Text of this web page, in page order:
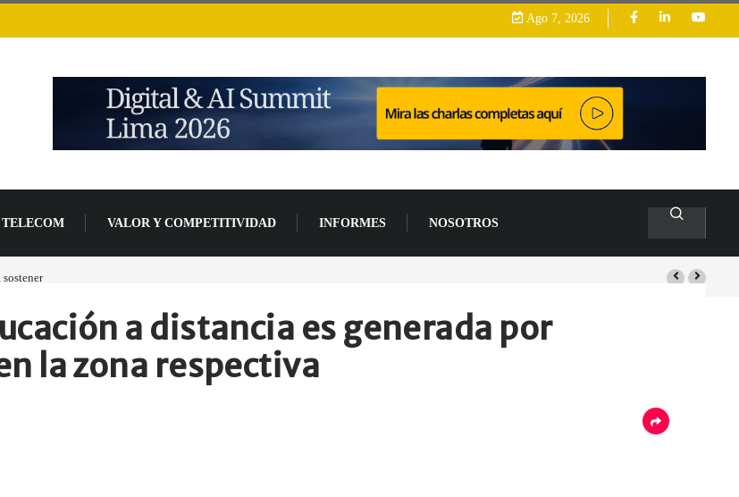
Ago 7, 2026
TELECOM VALOR Y COMPETITIVIDAD INFORMES NOSOTROS
a distancia es generada por
la zona respectiva